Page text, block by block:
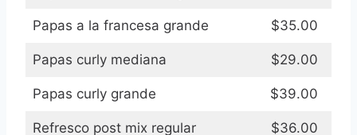
Papas a la francesa grande $35.00
Papas curly mediana $29.00
Papas curly grande $39.00
Refresco post mix regular $36.00